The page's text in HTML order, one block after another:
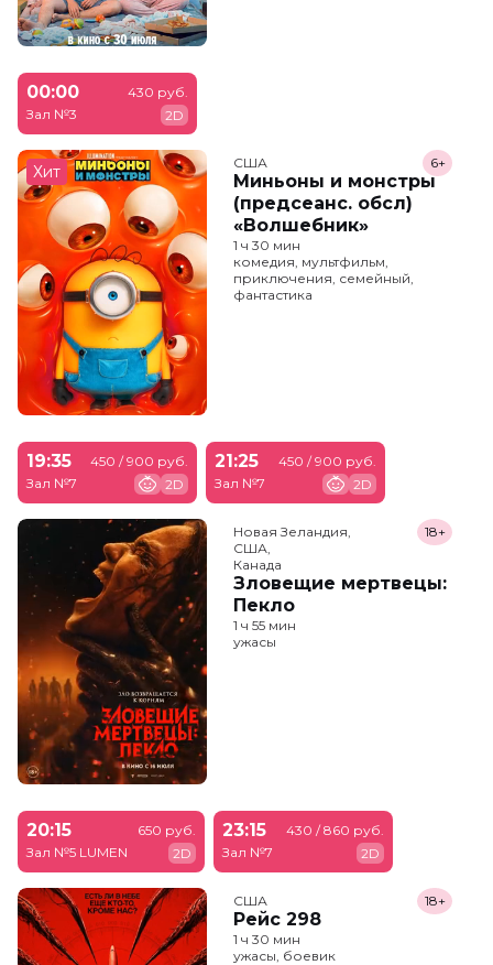
00:00
Зал №3
430 руб.
2D
Хит США
Миньоны и монстры
(предсеанс. обсл)
«Волшебник»
6+
1 ч 30 мин
комедия, мультфильм,
приключения, семейный,
фантастика
19:35
Зал №7
450 / 900 руб.
2D
21:25
Зал №7
450 / 900 руб.
2D
Новая Зеландия,
США,
Канада
Зловещие мертвецы:
Пекло
18+
1 ч 55 мин
ужасы
20:15
Зал №5 LUMEN
650 руб.
2D
23:15
Зал №7
430 / 860 руб.
2D
США
Рейс 298
18+
1 ч 30 мин
ужасы, боевик